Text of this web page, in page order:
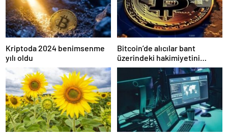
Kriptoda 2024 benimsenme
yılı oldu
Bitcoin’de alıcılar bant
üzerindeki hakimiyetini
kaybetti